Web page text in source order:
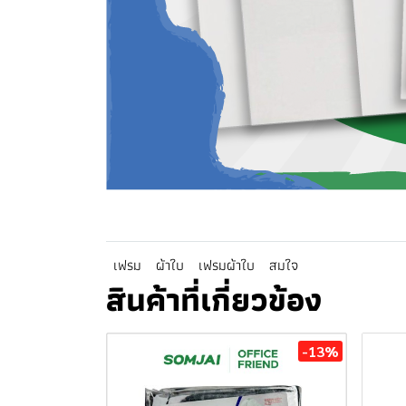
เฟรม ผ้าใบ เฟรมผ้าใบ สมใจ
สินค้าที่เกี่ยวข้อง
-13%